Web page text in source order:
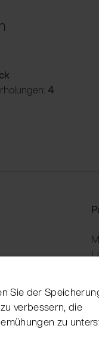
4
Sie der
verbessern, die
zu